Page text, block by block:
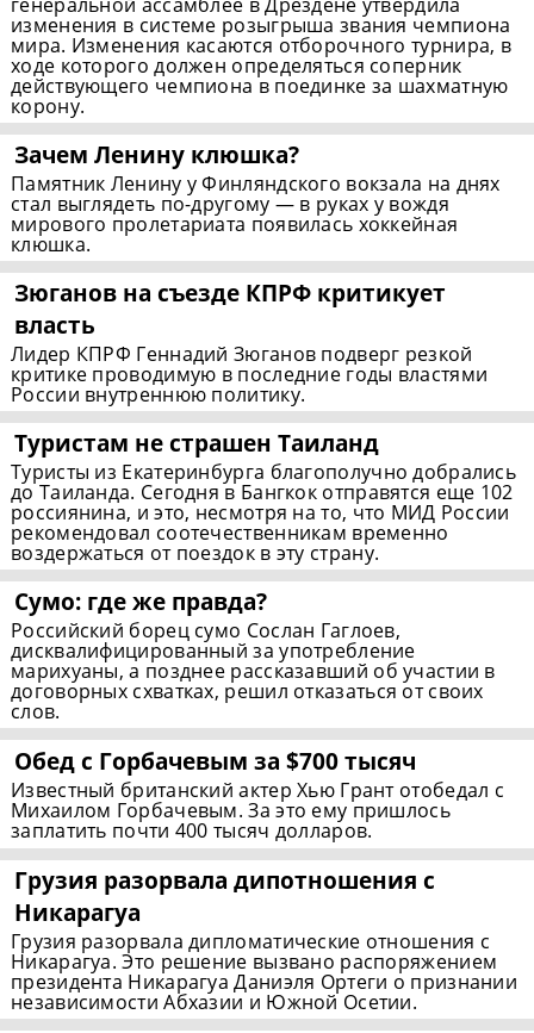
изменения в системе розыгрыша звания чемпиона
мира. Изменения касаются отборочного турнира, в
ходе которого должен определяться соперник
действующего чемпиона в поединке за шахматную
корону.
Зачем Ленину клюшка?
Памятник Ленину у Финляндского вокзала на днях
стал выглядеть по-другому — в руках у вождя
мирового пролетариата появилась хоккейная
клюшка.
Зюганов на съезде КПРФ критикует
власть
Лидер КПРФ Геннадий Зюганов подверг резкой
критике проводимую в последние годы властями
России внутреннюю политику.
Туристам не страшен Таиланд
Туристы из Екатеринбурга благополучно добрались
до Таиланда. Сегодня в Бангкок отправятся еще 102
россиянина, и это, несмотря на то, что МИД России
рекомендовал соотечественникам временно
воздержаться от поездок в эту страну.
Сумо: где же правда?
Российский борец сумо Сослан Гаглоев,
дисквалифицированный за употребление
марихуаны, а позднее рассказавший об участии в
договорных схватках, решил отказаться от своих
слов.
Обед с Горбачевым за $700 тысяч
Известный британский актер Хью Грант отобедал с
Михаилом Горбачевым. За это ему пришлось
заплатить почти 400 тысяч долларов.
Грузия разорвала дипотношения с
Никарагуа
Грузия разорвала дипломатические отношения с
Никарагуа. Это решение вызвано распоряжением
президента Никарагуа Даниэля Ортеги о признании
независимости Абхазии и Южной Осетии.